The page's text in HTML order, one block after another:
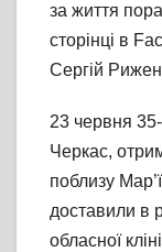
за життя
сторінці в
Сергій
23 червня
Черкас,
поблизу
доставили в
обласної